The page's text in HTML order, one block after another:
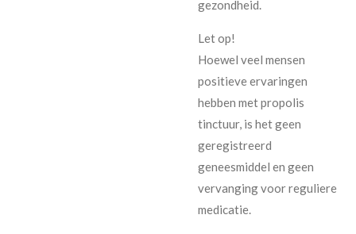
gezondheid.
Let op!
Hoewel veel mensen
positieve ervaringen
hebben met propolis
tinctuur, is het geen
geregistreerd
geneesmiddel en geen
vervanging voor reguliere
medicatie.